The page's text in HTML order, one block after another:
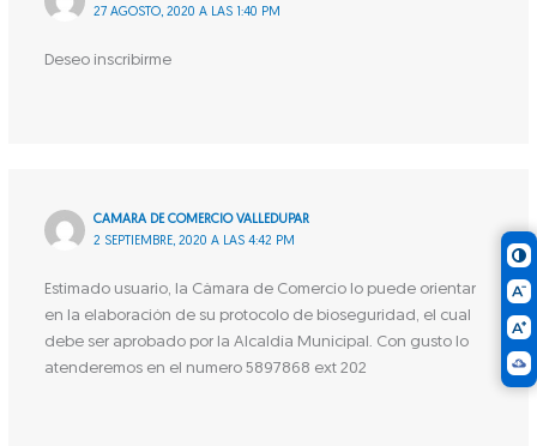
27 AGOSTO, 2020 A LAS 1:40 PM
Deseo inscribirme
CAMARA DE COMERCIO VALLEDUPAR
2 SEPTIEMBRE, 2020 A LAS 4:42 PM
Estimado usuario, la Cámara de Comercio lo puede orientar
en la elaboración de su protocolo de bioseguridad, el cual
debe ser aprobado por la Alcaldía Municipal. Con gusto lo
atenderemos en el numero 5897868 ext 202